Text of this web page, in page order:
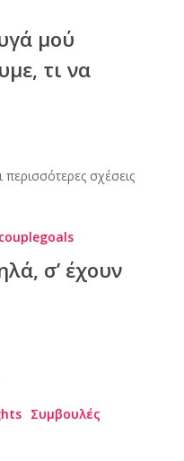
μού
τι να
σ’ έχουν
Συμβουλές